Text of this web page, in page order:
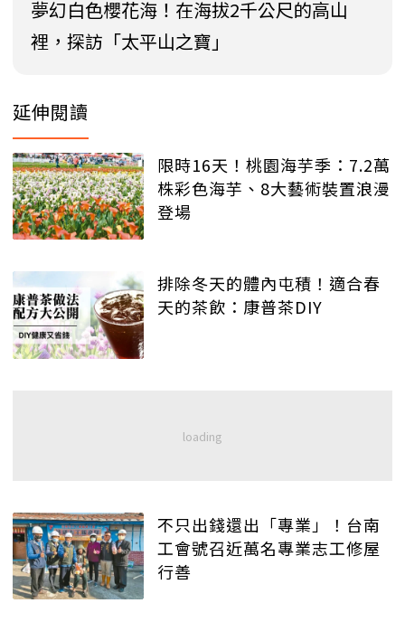
夢幻白色櫻花海！在海拔2千公尺的高山
裡，探訪「太平山之寶」
延伸閱讀
限時16天！桃園海芋季：7.2萬
株彩色海芋、8大藝術裝置浪漫
登場
排除冬天的體內屯積！適合春
天的茶飲：康普茶DIY
不只出錢還出「專業」！台南
工會號召近萬名專業志工修屋
行善